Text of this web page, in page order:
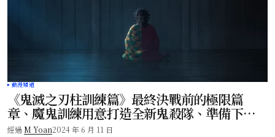
動漫頻道
《鬼滅之刃柱訓練篇》最終決戰前的極限篇
章、魔鬼訓練用意打造全新鬼殺隊、準備下一
個舞台！
經過 M Yoan2024 年 6 月 11 日